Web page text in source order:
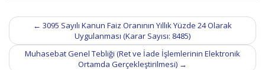
Post
navigation
← 3095 Sayılı Kanun Faiz Oranının Yıllık Yüzde 24 Olarak
Uygulanması (Karar Sayısı: 8485)
Muhasebat Genel Tebliği (Ret ve İade İşlemlerinin Elektronik
Ortamda Gerçekleştirilmesi) →